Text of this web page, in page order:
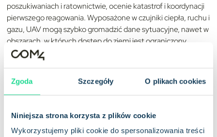
Zgoda Szczegóły O plikach cookies
Niniejsza strona korzysta z plików cookie
Wykorzystujemy pliki cookie do spersonalizowania treści
poszukiwaniach i ratownictwie, ocenie katastrof i koordynacji
pierwszego reagowania. Wyposażone w czujniki ciepła, ruchu i
gazu, UAV mogą szybko gromadzić dane sytuacyjne, nawet w
obszarach, w których dostęp do ziemi jest ograniczony.
Logistyka i łańcuch dostaw
Drony są testowane pod kątem dostaw ostatniej mili,
logistyki. Chociaż nadal istnieją wyzwania związane z
przepisami i ładownością, autonomiczne systemy powietrzne